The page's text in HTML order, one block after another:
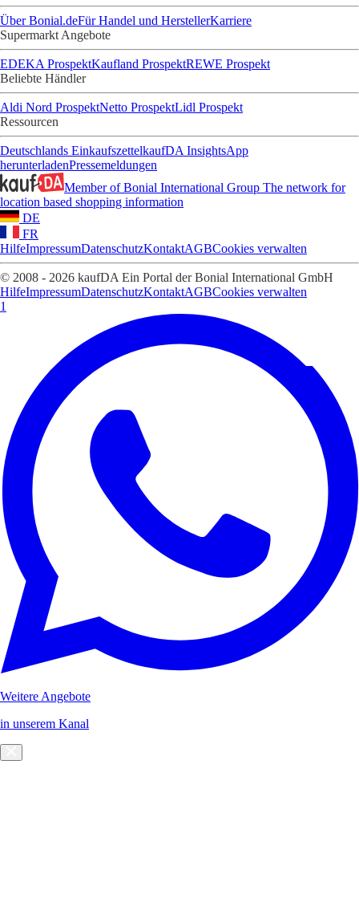
Über Bonial.deFür Handel und HerstellerKarriere
Supermarkt Angebote
EDEKA ProspektKaufland ProspektREWE Prospekt
Beliebte Händler
Aldi Nord ProspektNetto ProspektLidl Prospekt
Ressourcen
Deutschlands EinkaufszettelkaufDA InsightsApp
herunterladenPressemeldungen
Member of Bonial International Group The network for
location based shopping information
DE
FR
HilfeImpressumDatenschutzKontaktAGBCookies verwalten
© 2008 - 2026 kaufDA Ein Portal der Bonial International GmbH
HilfeImpressumDatenschutzKontaktAGBCookies verwalten
1
Weitere Angebote
in unserem Kanal